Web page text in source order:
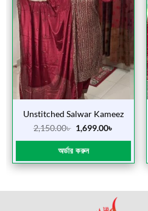
Unstitched Salwar Kameez
(Vipul Merun)
2,150.00৳ 1,699.00৳
অর্ডার করুন